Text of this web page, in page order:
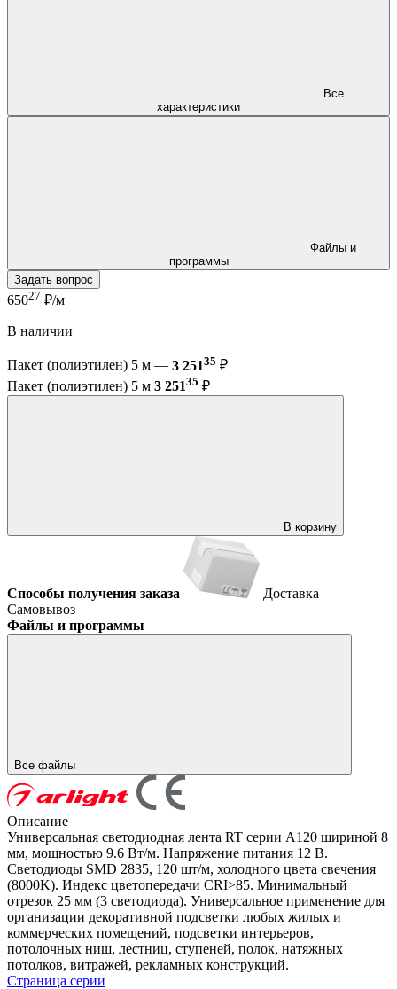
характеристики
программы
Задать вопрос
65027 ₽/м
В наличии
Пакет (полиэтилен) 5 м — 3 25135 ₽
Пакет (полиэтилен) 5 м 3 25135 ₽
В корзину
Способы получения заказа
Доставка
Самовывоз
Файлы и программы
Все файлы
Описание
Универсальная светодиодная лента RT серии A120 шириной 8
мм, мощностью 9.6 Вт/м. Напряжение питания 12 В.
Светодиоды SMD 2835, 120 шт/м, холодного цвета свечения
(8000K). Индекс цветопередачи CRI>85. Минимальный
отрезок 25 мм (3 светодиода). Универсальное применение для
организации декоративной подсветки любых жилых и
коммерческих помещений, подсветки интерьеров,
потолочных ниш, лестниц, ступеней, полок, натяжных
потолков, витражей, рекламных конструкций.
Страница серии